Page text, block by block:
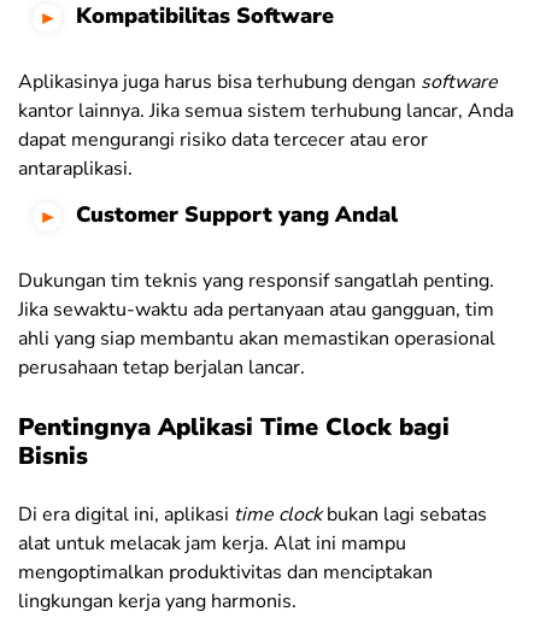
Kompatibilitas Software
Aplikasinya juga harus bisa terhubung dengan software
kantor lainnya. Jika semua sistem terhubung lancar, Anda
dapat mengurangi risiko data tercecer atau eror
antaraplikasi.
Customer Support yang Andal
Dukungan tim teknis yang responsif sangatlah penting.
Jika sewaktu-waktu ada pertanyaan atau gangguan, tim
ahli yang siap membantu akan memastikan operasional
perusahaan tetap berjalan lancar.
Pentingnya Aplikasi Time Clock bagi
Bisnis
Di era digital ini, aplikasi time clockbukan lagi sebatas
alat untuk melacak jam kerja. Alat ini mampu
mengoptimalkan produktivitas dan menciptakan
lingkungan kerja yang harmonis.